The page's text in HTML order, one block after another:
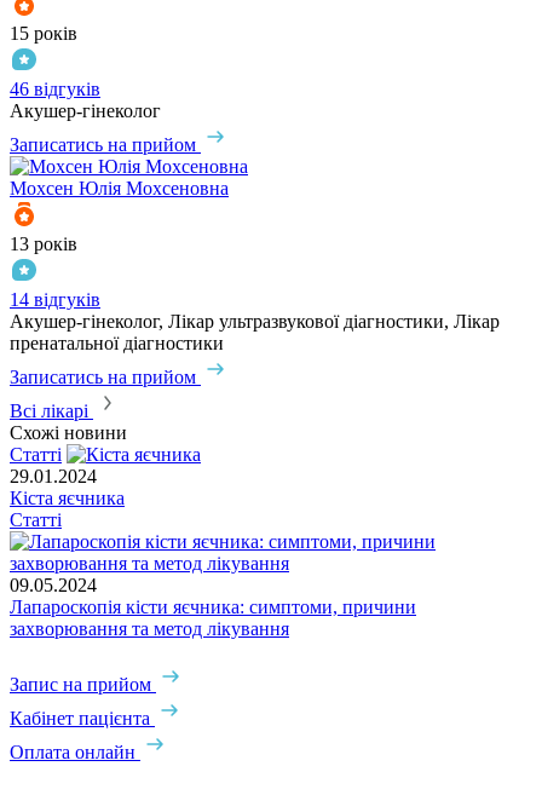
15 років
46 відгуків
Акушер-гінеколог
Записатись на прийом
Мохсен Юлія Мохсеновна
13 років
14 відгуків
Акушер-гінеколог, Лікар ультразвукової діагностики, Лікар
пренатальної діагностики
Записатись на прийом
Всі лікарі
Схожі новини
Статті
29.01.2024
Кіста яєчника
Статті
09.05.2024
Лапароскопія кісти яєчника: симптоми, причини
захворювання та метод лікування
Запис на прийом
Кабінет пацієнта
Оплата онлайн